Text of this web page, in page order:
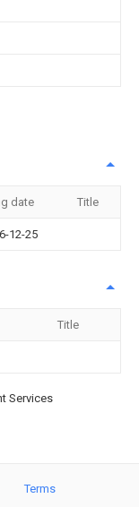
date Title
12-25
Title
Services
Terms